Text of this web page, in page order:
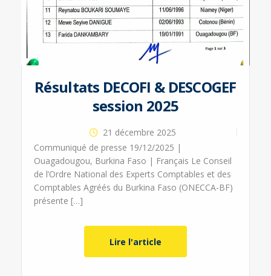
Résultats DECOFI & DESCOGEF
session 2025
21 décembre 2025
Communiqué de presse 19/12/2025 |
Ouagadougou, Burkina Faso | Français Le Conseil
de l’Ordre National des Experts Comptables et des
Comptables Agréés du Burkina Faso (ONECCA-BF)
présente […]
Lire l'article